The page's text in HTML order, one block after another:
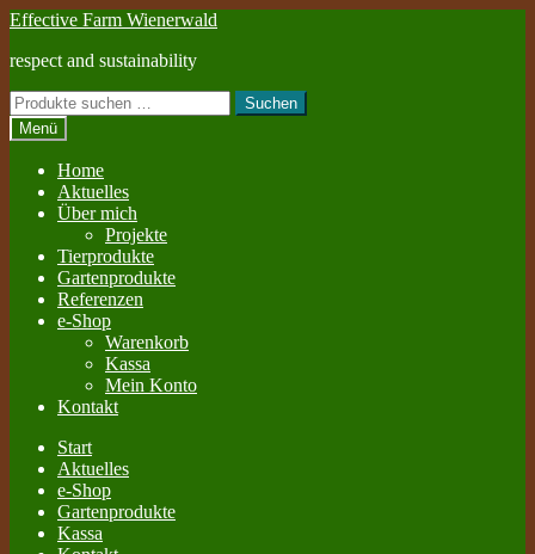
Zur
springen
Zum
springen
Effective Farm Wienerwald
respect and sustainability
Suchen
nach:
Suchen
Menü
Home
Aktuelles
Über mich
Projekte
Tierprodukte
Gartenprodukte
Referenzen
e-Shop
Warenkorb
Kassa
Mein Konto
Kontakt
Start
Aktuelles
e-Shop
Gartenprodukte
Kassa